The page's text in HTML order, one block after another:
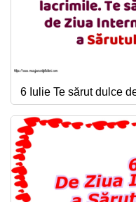
6 Iulie Te sărut dulce